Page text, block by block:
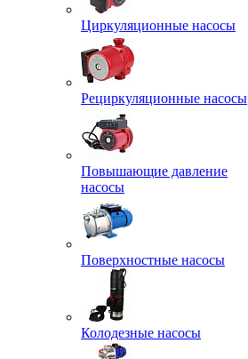
Циркуляционные насосы
Рециркуляционные насосы
Повышающие давление
насосы
Поверхностные насосы
Колодезные насосы